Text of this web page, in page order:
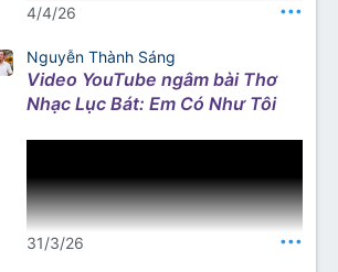
Nguồn thơ – tìm với từ khóa
4/4/26 •••
Nguyễn Thành Sáng
Video YouTube ngâm bài Thơ
Nhạc Lục Bát: Em Có Như Tôi
31/3/26 •••